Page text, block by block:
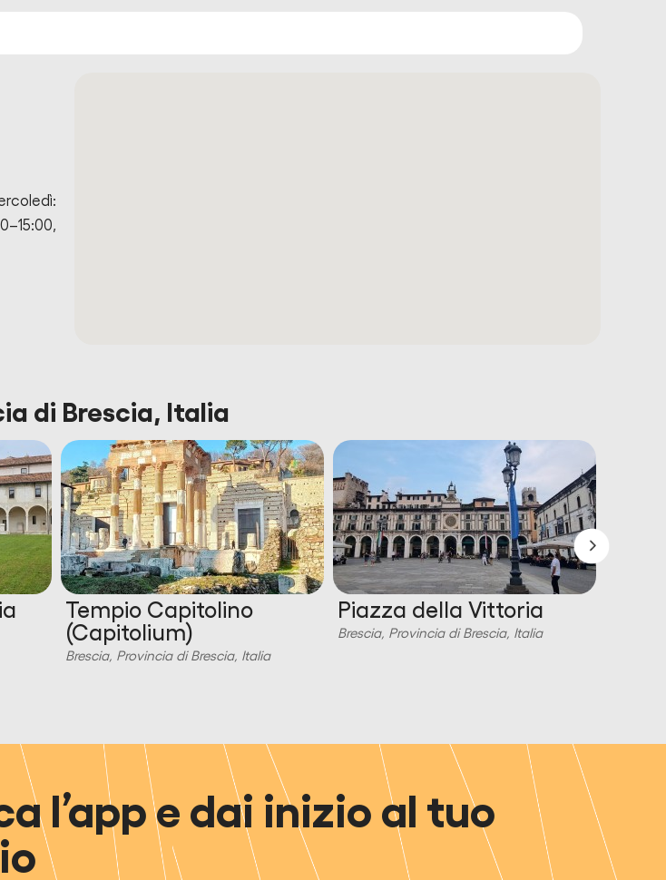
di Brescia, Italia
Tempio Capitolino
(Capitolium)
Brescia, Provincia di Brescia, Italia
Piazza della Vittoria
Brescia, Provincia di Brescia, Italia
l’app e dai inizio al tuo